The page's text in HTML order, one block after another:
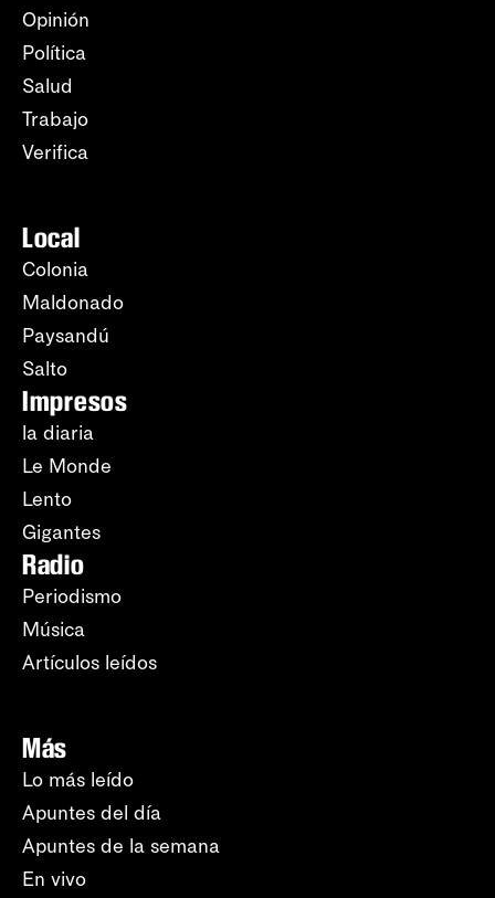
Opinión
Política
Salud
Trabajo
Verifica
Local
Colonia
Maldonado
Paysandú
Salto
Impresos
la diaria
Le Monde
Lento
Gigantes
Radio
Periodismo
Música
Artículos leídos
Más
Lo más leído
Apuntes del día
Apuntes de la semana
En vivo